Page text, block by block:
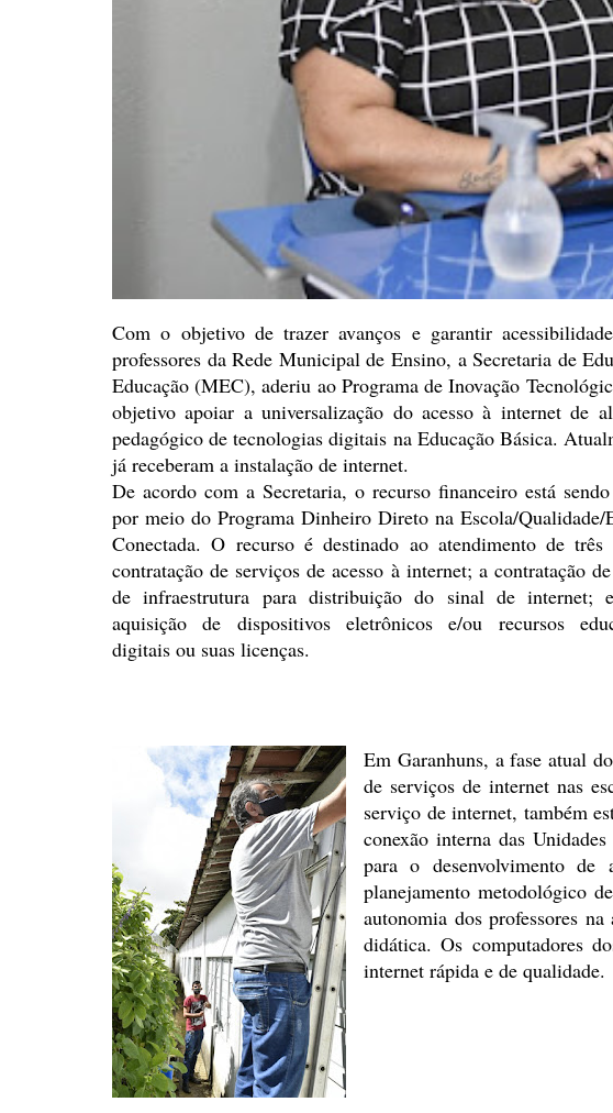
Com o objetivo de trazer avanços e garantir
professores da Rede Municipal de Ensino, a Secretaria de
Educação (MEC), aderiu ao Programade Inovação
objetivo apoiar a universalização do acesso à internet de
pedagógico de tecnologias digitais naEducação Básica.
já receberam a instalação de internet.
De acordo com a Secretaria, o recurso financeiro está
por meio do Programa Dinheiro Direto na Escola/Qualidade/
Conectada. O recurso é destinado ao atendimento de três
contratação de serviços de acesso à internet; a contratação de
de infraestrutura para distribuição do sinal de internet;
aquisição de dispositivos eletrônicos e/ou recursos
digitais ou suas licenças.
Em Garanhuns, a fase atual do
de serviços de internetnas
serviço de internet, também
conexão interna das
para o desenvolvimento de
planejamento metodológico
autonomia dosprofessores na
didática. Os computadores
internet rápida e de qualidade.